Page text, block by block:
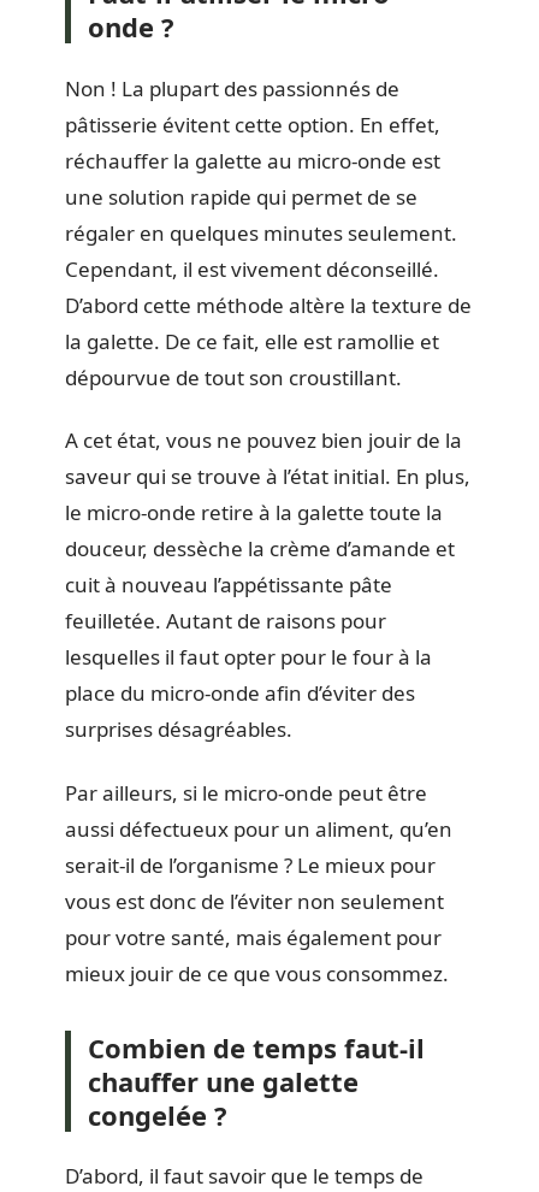
onde ?
Non ! La plupart des passionnés de
pâtisserie évitent cette option. En effet,
réchauffer la galette au micro-onde est
une solution rapide qui permet de se
régaler en quelques minutes seulement.
Cependant, il est vivement déconseillé.
D’abord cette méthode altère la texture de
la galette. De ce fait, elle est ramollie et
dépourvue de tout son croustillant.
A cet état, vous ne pouvez bien jouir de la
saveur qui se trouve à l’état initial. En plus,
le micro-onde retire à la galette toute la
douceur, dessèche la crème d’amande et
cuit à nouveau l’appétissante pâte
feuilletée. Autant de raisons pour
lesquelles il faut opter pour le four à la
place du micro-onde afin d’éviter des
surprises désagréables.
Par ailleurs, si le micro-onde peut être
aussi défectueux pour un aliment, qu’en
serait-il de l’organisme ? Le mieux pour
vous est donc de l’éviter non seulement
pour votre santé, mais également pour
mieux jouir de ce que vous consommez.
Combien de temps faut-il
chauffer une galette
congelée ?
D’abord, il faut savoir que le temps de